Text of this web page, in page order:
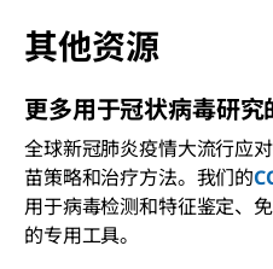
其他资源
更多用于冠状病毒研究
全球新冠肺炎疫情大流行应
苗策略和治疗方法。我们的
用于病毒检测和特征鉴定、
的专用工具。